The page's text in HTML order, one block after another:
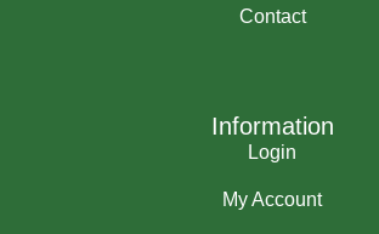
Contact
Information
Login
My Account